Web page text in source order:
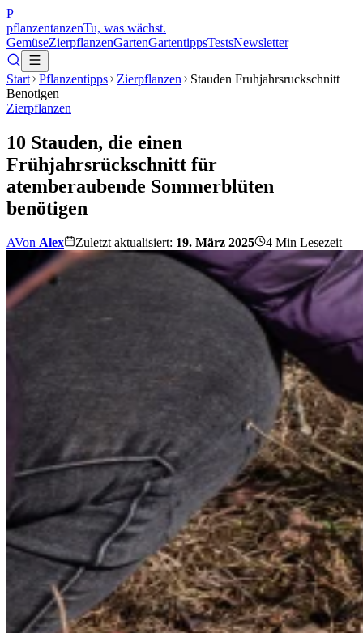
P
pflanzentanzenTu, was wächst.
GemüseZierpflanzenGartenGartentippsTestsNewsletter
Start Pflanzentipps Zierpflanzen
Stauden Fruhjahrsruckschnitt
Benotigen
Zierpflanzen
10 Stauden, die einen
Frühjahrsrückschnitt für
atemberaubende Sommerblüten
benötigen
AVon Alex Zuletzt aktualisiert: 19. März 2025 4 Min Lesezeit